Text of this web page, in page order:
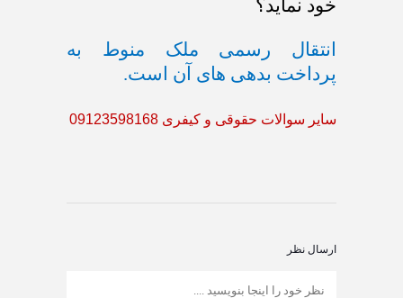
خود نماید؟
انتقال رسمی ملک منوط به
پرداخت بدهی های آن است.
سایر سوالات حقوقی و کیفری 09123598168
ارسال نظر